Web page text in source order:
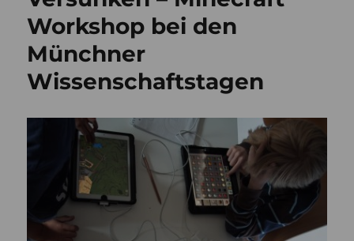
Workshop bei den
Münchner
Wissenschaftstagen